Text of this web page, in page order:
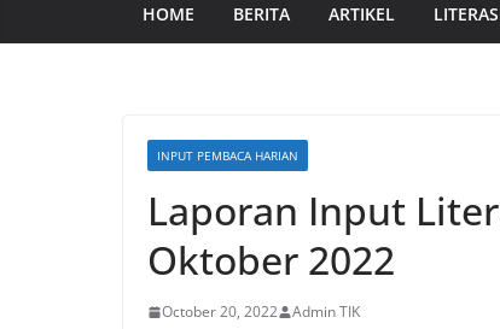
HOME BERITA ARTIKEL
INPUT PEMBACA HARIAN
Laporan Input
Oktober 2022
October 20, 2022 Admin TIK